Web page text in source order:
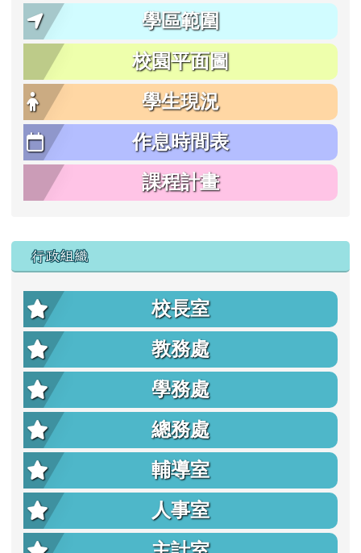
學區範圍
校園平面圖
學生現況
作息時間表
課程計畫
行政組織
校長室
教務處
學務處
總務處
輔導室
人事室